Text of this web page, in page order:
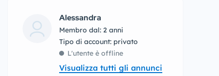
Alessandra
Membro dal: 2 anni
tipo di account: privato
L'utente è offline
Visualizza tutti gli annunci